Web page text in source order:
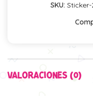
SKU: Sticker-
VALORACIONES (0)